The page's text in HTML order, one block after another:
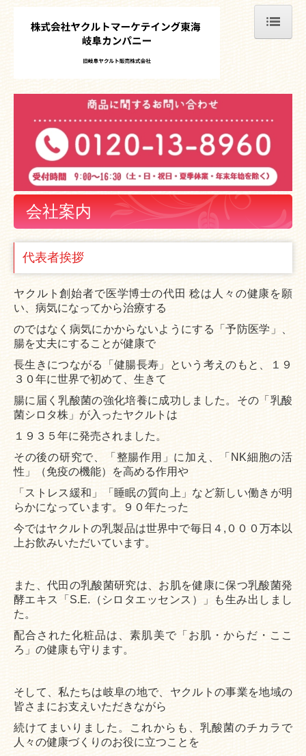
ニュースリリース
商品情報
会社案内
拠点紹介
会社概要
地域貢献活動
お問い合わせ
プライバシーポリシー
健康セミナー
出前授業
ヤクルトレディのお仕事
ヤクルトレディの1日
保育ルームの1日
ヤクルトレディ募集要項
お客様とのふれあいエピソード
教えてヤクルトマン！
会社案内
代表者挨拶
ヤクルト創始者で医学博士の代田 稔は人々の健康を願
い、病気になってから治療する
のではなく 病気にかからないようにする「予防医学」、
腸を丈夫にすることが健康で
長生きにつながる
「健腸長寿」という考えのもと、１９
３０年に世界で初めて、生きて
腸に届く乳酸菌の強化培養に 成功しました。その「乳酸
菌シロタ株」が入ったヤクルトは
１９３５年に発売されました。
その後の研究で、「整腸作用」に加え、「NK細胞の活
性」（免疫の機能）を高める作用や
「ストレス緩和」
「睡眠の質向上」など新しい働きが明
らかになっています。９０年たった
今ではヤクルトの乳製品は世界中で毎日４,０００万本以
上お飲みいただいています。
また、代田の乳酸菌研究は、お肌を健康に保つ乳酸菌発
酵エキス「S.E.（シロタエッセンス）」も生み出しまし
た。
配合された化粧品は、素肌美で「お肌・からだ・ここ
ろ」の健康も守ります。
そして、私たちは岐阜の地で、ヤクルトの事業を地域の
皆さまにお支えいただきながら
続けて まいりました。これからも、乳酸菌のチカラで
人々の健康づくりのお役に立つことを